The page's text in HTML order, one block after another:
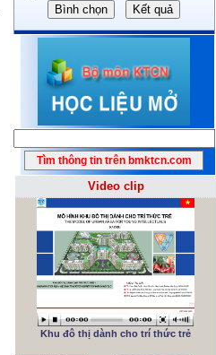
Video clip
Khu đô thị dành cho trí thức trẻ